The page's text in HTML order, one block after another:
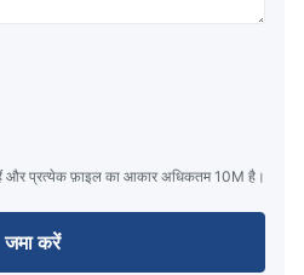
प्रत्येक फ़ाइल का आकार अधिकतम 10M है।
जमा करें